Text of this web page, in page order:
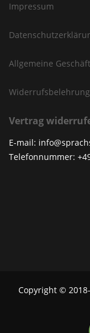
Impressum
Allgemeine
Widerrufsbelehrung
Vertrag
E-mail:
Telefonnummer:
Copyright ©